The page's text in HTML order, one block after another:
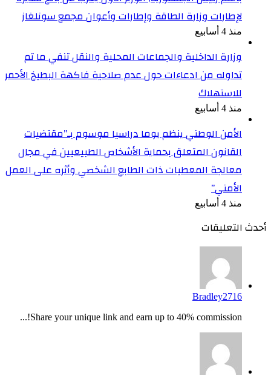
لإطارات وزارة الطاقة وإطارات وأعوان مجمع سونلغاز
منذ 4 أسابيع
وزارة الداخلية والجماعات المحلية والنقل تنفي ما تم
تداوله من ادعاءات حول عدم صلاحية فاكهة البطيخ الأحمر
للاستهلاك
منذ 4 أسابيع
الأمن الوطني ينظم يوما دراسيا موسوم بـ”مقتضيات
القانون المتعلق بحماية الأشخاص الطبيعيين في مجال
معالجة المعطيات ذات الطابع الشخصي وأثره على العمل
الأمني”
منذ 4 أسابيع
أحدث التعليقات
Bradley2716
Share your unique link and earn up to 40% commission!...